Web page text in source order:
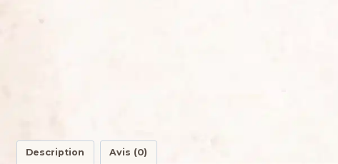
Description Avis (0)